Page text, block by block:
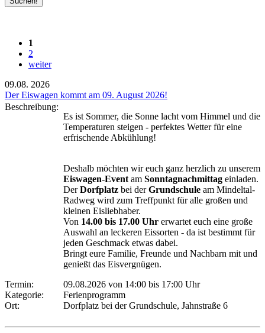
1
2
weiter
09.08. 2026
Der Eiswagen kommt am 09. August 2026!
Beschreibung:
Es ist Sommer, die Sonne lacht vom Himmel und die
Temperaturen steigen - perfektes Wetter für eine
erfrischende Abkühlung!
Deshalb möchten wir euch ganz herzlich zu unserem
Eiswagen-Event am Sonntagnachmittag einladen.
DerDorfplatz bei derGrundschule am Mindeltal-
Radweg wird zum Treffpunkt für alle großen und
kleinen Eisliebhaber.
Von 14.00 bis 17.00 Uhr erwartet euch eine große
Auswahl an leckeren Eissorten - da ist bestimmt für
jeden Geschmack etwas dabei.
Bringt eure Familie, Freunde und Nachbarn mit und
genießt das Eisvergnügen.
Termin:
09.08.2026 von 14:00 bis 17:00 Uhr
Kategorie:
Ferienprogramm
Ort:
Dorfplatz bei der Grundschule, Jahnstraße 6